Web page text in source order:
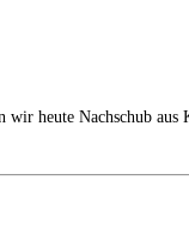
heute Nachschub